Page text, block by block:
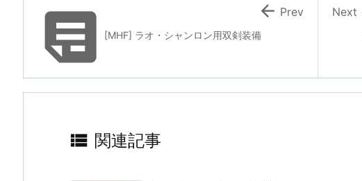
Next
[MHF] ラオ・シャンロン用双剣装備
 Prev
 関連記事